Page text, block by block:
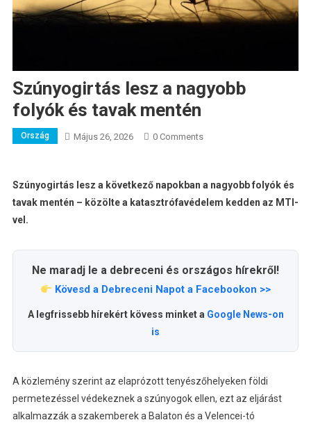
Szúnyogirtás lesz a nagyobb
folyók és tavak mentén
Ország Május 26, 2026 0 Comments
Szúnyogirtás lesz a következő napokban a nagyobb folyók és
tavak mentén – közölte a katasztrófavédelem kedden az MTI-
vel.
Ne maradj le a debreceni és országos hírekről!
Kövesd a Debreceni Napot a Facebookon >>
A legfrissebb hírekért kövess minket a Google News-on
is
A közlemény szerint az elaprózott tenyészőhelyeken földi
permetezéssel védekeznek a szúnyogok ellen, ezt az eljárást
alkalmazzák a szakemberek a Balaton és a Velencei-tó